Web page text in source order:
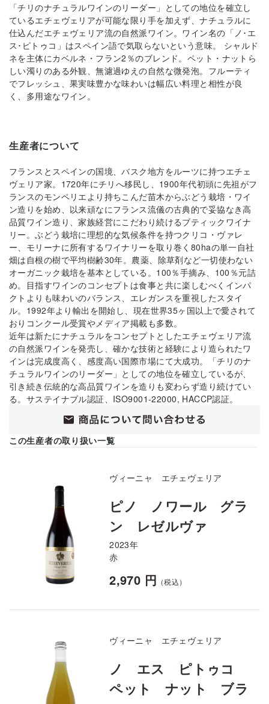
「チリのナチュラルワインのリーダー」としての地位を確立し
ているエチェヴェリアが可能な限り手を加えず、ナチュラルに
仕込んだエチェヴェリア流の自然派ワイン。ワイン名の「ノ･エ
ス･ピトゥコ」はスペイン語で気取らないという意味。 シャルド
ネを主体にカベルネ・フラン2％のブレンド。ペット・ナットら
しい濁りのある外観、無濾過ゆえの自然な微発泡。フルーティ
でフレッシュ、果実味豊かな味わいは幅広い料理と相性が良
く、多用途なワイン。
生産者について
フランスとスペインの国境、バスク地方をルーツに持つエチェ
ヴェリア家。1720年にチリへ移民し、1900年代初頭に先祖がフ
ランスのモンペリエより持ちこんだ苗木からぶどう栽培・ワイ
ン造りを始め、以来頑なにフランス流儀の古典的で妥協なき高
品質ワイン造り、家族経営にこだわり続けるブティックワイナ
リー。ぶどう栽培に理想的な気候条件を持つクリコ・ヴァレ
ー、モリーナに所有するワイナリーを取り巻く80haの単一自社
畑は自根の樹で平均樹齢30年。農薬、除草剤など一切使わない
オーガニック栽培を基本としている。100％手摘み、100％元詰
め。目指すワインのコンセプトは食事と共に楽しむべくインパ
クトよりも味わいのバランス、エレガンスを重視したスタイ
ル。1992年より輸出を開始し、現在世界35ヶ国以上で愛されて
おりコンクール受賞やメディア掲載も多数。
近年は新たにナチュラルをコンセプトとしたエチェヴェリア流
の自然派ワインを発売し、確かな技術と経験により造られたワ
インは完成度高く、感度高い国際市場にて大成功。「チリのナ
チュラルワインのリーダー」としての地位を確立しているが、
引き続き伝統的な高品質ワインを造りも変わらず造り続けてい
る。サステイナブル認証、ISO9001-22000, HACCP認証。
この生産者の取り扱い一覧
ヴィーニャ エチェヴェリア
ピノ ノワール グラ
ン レゼルヴァ
2023年
赤
2,970 円 （税込）
ヴィーニャ エチェヴェリア
ノ エス ピトゥコ
ペット ナット ブラ